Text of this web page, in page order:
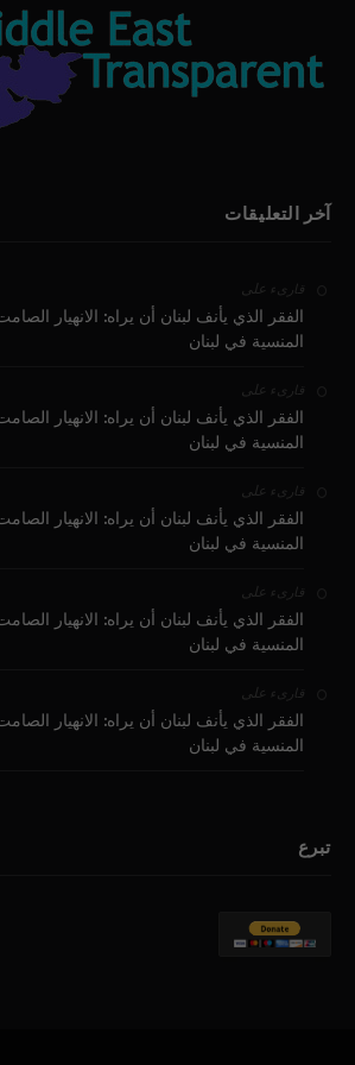
آخر التعليقات
قارىء على
الفقر الذي يأنف لبنان أن يراه: الانهيار
المنسية في لبنان
قارىء على
الفقر الذي يأنف لبنان أن يراه: الانهيار
المنسية في لبنان
قارىء على
الفقر الذي يأنف لبنان أن يراه: الانهيار
المنسية في لبنان
قارىء على
الفقر الذي يأنف لبنان أن يراه: الانهيار
المنسية في لبنان
قارىء على
الفقر الذي يأنف لبنان أن يراه: الانهيار
المنسية في لبنان
تبرع